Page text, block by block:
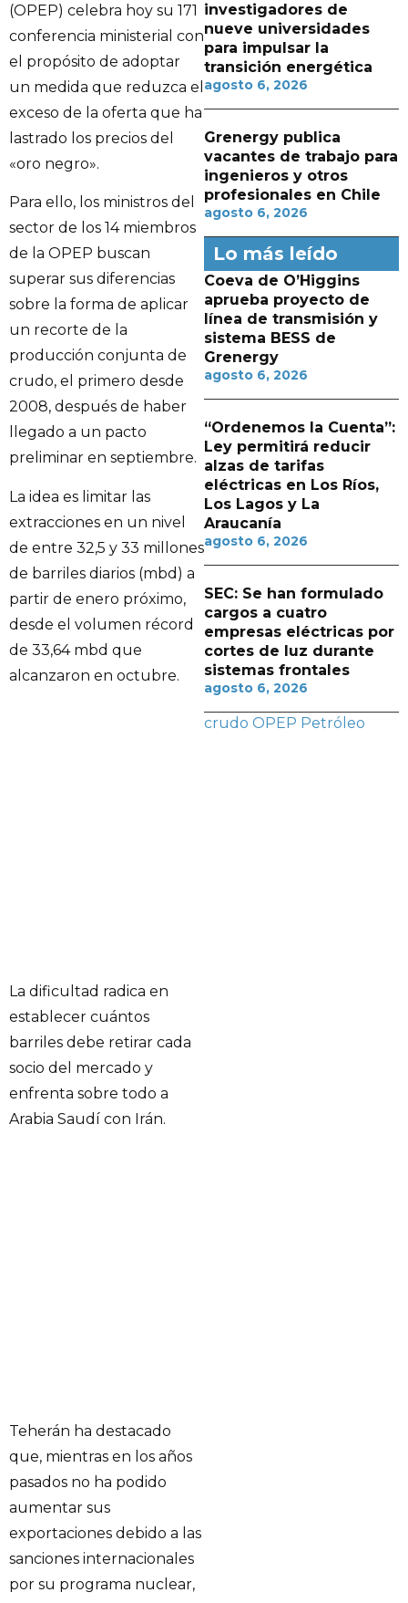
(OPEP) celebra hoy su 171
conferencia ministerial con
el propósito de adoptar
un medida que reduzca el
exceso de la oferta que ha
lastrado los precios del
«oro negro».
Para ello, los ministros del
sector de los 14 miembros
de la OPEP buscan
superar sus diferencias
sobre la forma de aplicar
un recorte de la
producción conjunta de
crudo, el primero desde
2008, después de haber
llegado a un pacto
preliminar en septiembre.
La idea es limitar las
extracciones en un nivel
de entre 32,5 y 33 millones
de barriles diarios (mbd) a
partir de enero próximo,
desde el volumen récord
de 33,64 mbd que
alcanzaron en octubre.
La dificultad radica en
establecer cuántos
barriles debe retirar cada
socio del mercado y
enfrenta sobre todo a
Arabia Saudí con Irán.
Teherán ha destacado
que, mientras en los años
pasados no ha podido
aumentar sus
exportaciones debido a las
sanciones internacionales
por su programa nuclear,
investigadores de
nueve universidades
para impulsar la
transición energética
agosto 6, 2026
Grenergy publica
vacantes de trabajo para
ingenieros y otros
profesionales en Chile
agosto 6, 2026
Lo más leído
Coeva de O’Higgins
aprueba proyecto de
línea de transmisión y
sistema BESS de
Grenergy
agosto 6, 2026
“Ordenemos la Cuenta”:
Ley permitirá reducir
alzas de tarifas
eléctricas en Los Ríos,
Los Lagos y La
Araucanía
agosto 6, 2026
SEC: Se han formulado
cargos a cuatro
empresas eléctricas por
cortes de luz durante
sistemas frontales
agosto 6, 2026
crudo OPEP Petróleo